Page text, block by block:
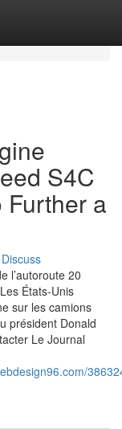
S4C
Further a
Discuss
l’autoroute 20
États-Unis
sur les camions
président Donald
Le Journal